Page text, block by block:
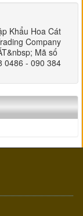
Khẩu Hoa Cát
Company
Mã số
0486 - 090 384